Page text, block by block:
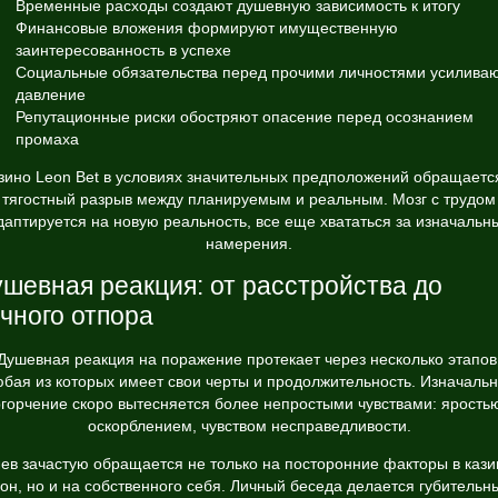
Временные расходы создают душевную зависимость к итогу
Финансовые вложения формируют имущественную
заинтересованность в успехе
Социальные обязательства перед прочими личностями
давление
Репутационные риски обостряют опасение перед осознанием
промаха
Leon Bet в условиях значительных предположений
тягостный разрыв между планируемым и реальным. Мозг с трудом
на новую реальность, все еще хвататься за
намерения.
реакция: от расстройства до
отпора
реакция на поражение протекает через несколько этапов,
из которых имеет свои черты и продолжительность.
скоро вытесняется более непростыми чувствами:
оскорблением, чувством несправедливости.
зачастую обращается не только на посторонние факторы в
но и на собственного себя. Личный беседа делается